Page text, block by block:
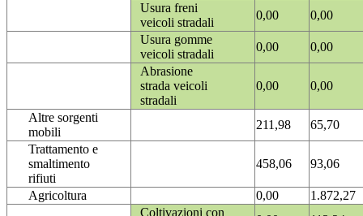
Usura freni
veicoli stradali
0,00
0,00
Usura gomme
veicoli stradali
0,00
0,00
Abrasione
strada veicoli
stradali
0,00 0,00
Altre sorgenti
mobili
211,98
65,70
Trattamento e
smaltimento
rifiuti
458,06 93,06
Agricoltura 0,00
1.872,27
Coltivazioni con